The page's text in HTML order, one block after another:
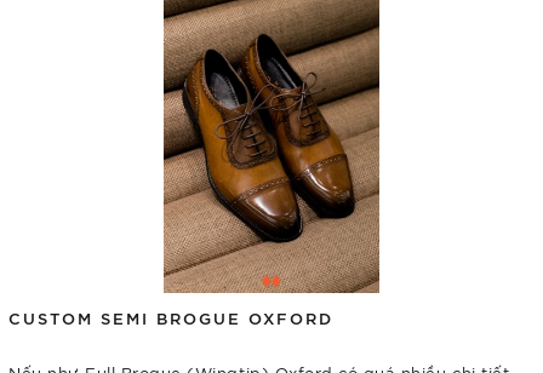
CUSTOM SEMI BROGUE OXFORD